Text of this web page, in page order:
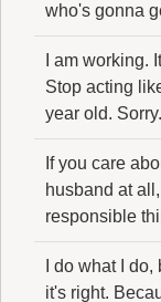
who's gonna
I am working.
Stop acting
year old. Sorry.
If you care
husband at
responsible
I do what I
it's right.